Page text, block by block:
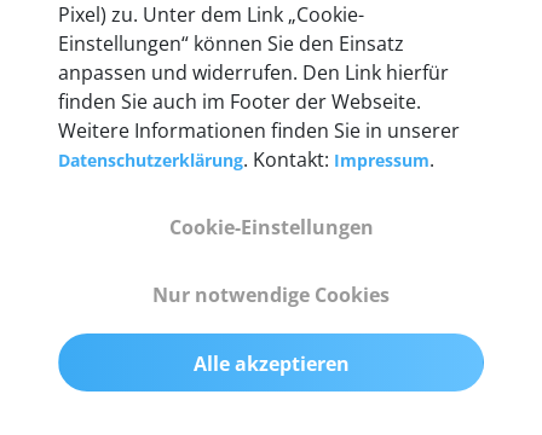
Technische Details &
Lieferumfang
55 mm x 25 mm x 12 mm
200 g
Pixel) zu. Unter dem Link „Cookie-
Einstellungen“ können Sie den Einsatz
anpassen und widerrufen. Den Link hierfür
finden Sie auch im Footer der Webseite.
Weitere Informationen finden Sie in unserer
Datenschutzerklärung. Kontakt: Impressum.
Cookie-Einstellungen
Nur notwendige Cookies
Alle akzeptieren